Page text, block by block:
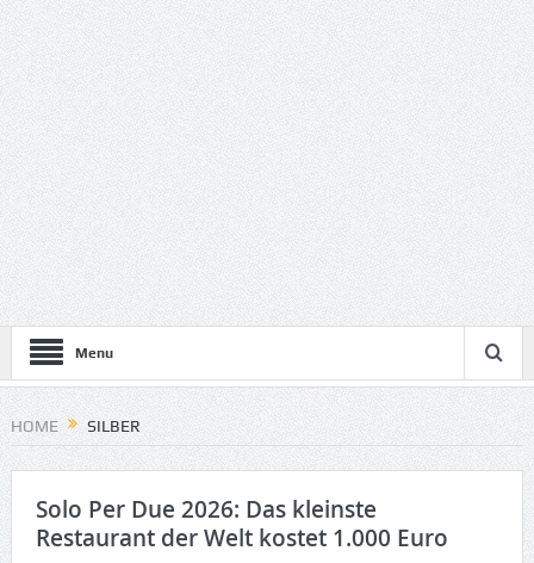
Menu
HOME SILBER
Solo Per Due 2026: Das kleinste
Restaurant der Welt kostet 1.000 Euro